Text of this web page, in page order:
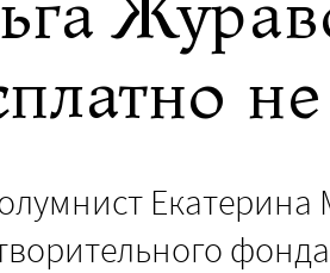
Екатерина